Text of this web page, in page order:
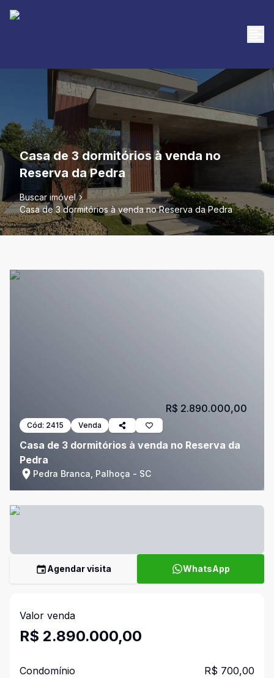
Casa de 3 dormitórios à venda no
Reserva da Pedra
Buscar imóvel
Casa de 3 dormitórios à venda no Reserva da Pedra
Cód: 2415 Venda
Casa de 3 dormitórios à venda no Reserva da
Pedra
Pedra Branca, Palhoça - SC
R$ 2.890.000,00
Agendar visita WhatsApp
Valor venda
R$ 2.890.000,00
Condomínio R$ 700,00